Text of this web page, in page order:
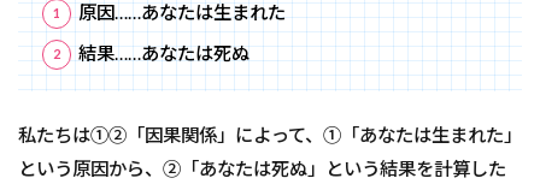
原因……あなたは生まれた
結果……あなたは死ぬ
私たちは①②「因果関係」によって、①「あなたは生まれた」
という原因から、②「あなたは死ぬ」という結果を計算した